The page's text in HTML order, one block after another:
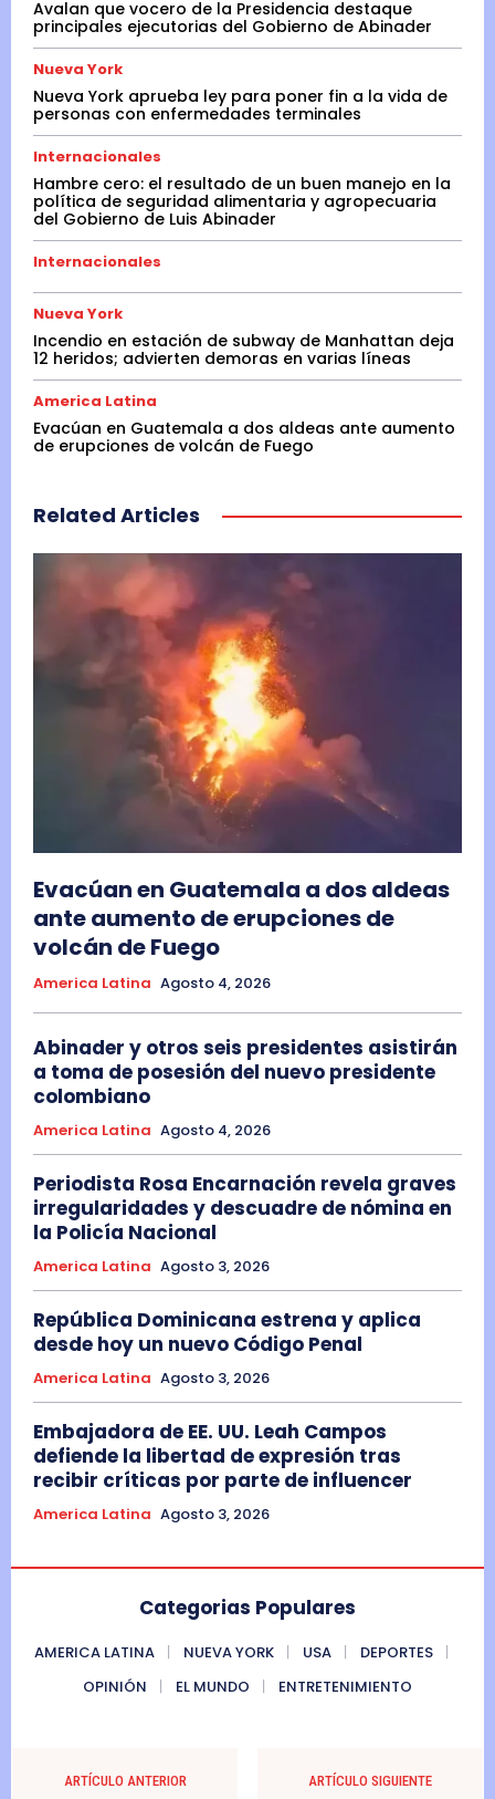
Avalan que vocero de la Presidencia destaque
principales ejecutorias del Gobierno de Abinader
Nueva York
Nueva York aprueba ley para poner fin a la vida de
personas con enfermedades terminales
Internacionales
Hambre cero: el resultado de un buen manejo en la
política de seguridad alimentaria y agropecuaria
del Gobierno de Luis Abinader
Internacionales
Nueva York
Incendio en estación de subway de Manhattan deja
12 heridos; advierten demoras en varias líneas
America Latina
Evacúan en Guatemala a dos aldeas ante aumento
de erupciones de volcán de Fuego
Related Articles
Evacúan en Guatemala a dos aldeas
ante aumento de erupciones de
volcán de Fuego
America Latina Agosto 4, 2026
Abinader y otros seis presidentes asistirán
a toma de posesión del nuevo presidente
colombiano
America Latina Agosto 4, 2026
Periodista Rosa Encarnación revela graves
irregularidades y descuadre de nómina en
la Policía Nacional
America Latina Agosto 3, 2026
República Dominicana estrena y aplica
desde hoy un nuevo Código Penal
America Latina Agosto 3, 2026
Embajadora de EE. UU. Leah Campos
defiende la libertad de expresión tras
recibir críticas por parte de influencer
America Latina Agosto 3, 2026
Categorias Populares
AMERICA LATINA NUEVA YORK USA
DEPORTES
OPINIÓN
EL MUNDO ENTRETENIMIENTO
ARTÍCULO ANTERIOR ARTÍCULO SIGUIENTE